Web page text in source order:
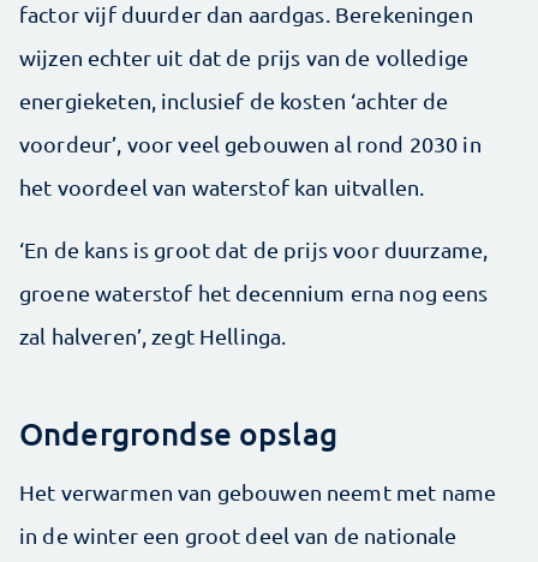
factor vijf duurder dan aardgas. Berekeningen
wijzen echter uit dat de prijs van de volledige
energieketen, inclusief de kosten ‘achter de
voordeur’, voor veel gebouwen al rond 2030 in
het voordeel van waterstof kan uitvallen.
‘En de kans is groot dat de prijs voor duurzame,
groene waterstof het decennium erna nog eens
zal halveren’, zegt Hellinga.
Ondergrondse opslag
Het verwarmen van gebouwen neemt met name
in de winter een groot deel van de nationale